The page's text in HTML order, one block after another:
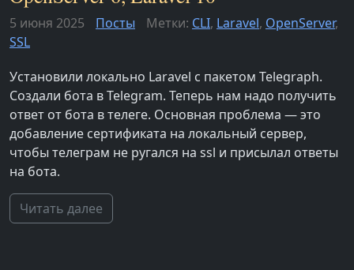
5 июня 2025 Посты Метки: CLI, Laravel, OpenServer,
SSL
Установили локально Laravel с пакетом Telegraph.
Создали бота в Telegram. Теперь нам надо получить
ответ от бота в телеге. Основная проблема — это
добавление сертификата на локальный сервер,
чтобы телеграм не ругался на ssl и присылал ответы
на бота.
Читать далее